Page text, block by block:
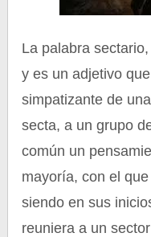
La palabra
y es un adjetivo
simpatizante de
secta, a un grupo
común un
mayoría, con el
siendo en sus
reuniera a un